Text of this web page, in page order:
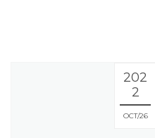
202
2
OCT 26